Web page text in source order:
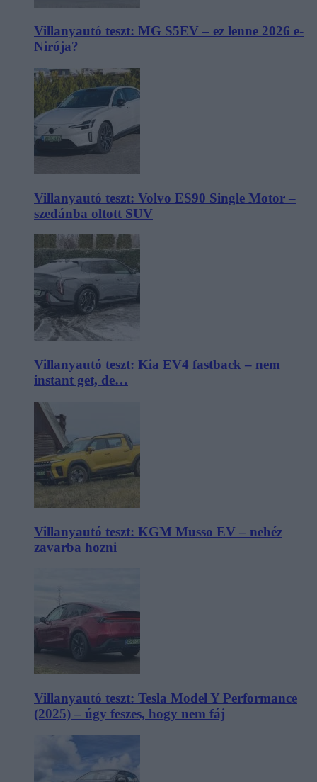
Villanyautó teszt: MG S5EV – ez lenne 2026 e-
Nirója?
Villanyautó teszt: Volvo ES90 Single Motor –
szedánba oltott SUV
Villanyautó teszt: Kia EV4 fastback – nem
instant get, de…
Villanyautó teszt: KGM Musso EV – nehéz
zavarba hozni
Villanyautó teszt: Tesla Model Y Performance
(2025) – úgy feszes, hogy nem fáj